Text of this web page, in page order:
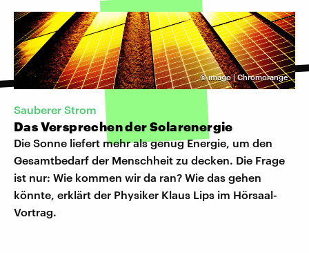
©imago | Chromorange
Sauberer Strom
Das Versprechen der Solarenergie
Die Sonne liefert mehr als genug Energie, um den
Gesamtbedarf der Menschheit zu decken. Die Frage
ist nur: Wie kommen wir da ran? Wie das gehen
könnte, erklärt der Physiker Klaus Lips im Hörsaal-
Vortrag.